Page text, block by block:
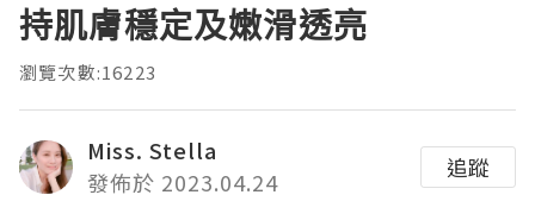
持肌膚穩定及嫩滑透亮
瀏覽次數:16223
Miss. Stella
發佈於 2023.04.24
追蹤